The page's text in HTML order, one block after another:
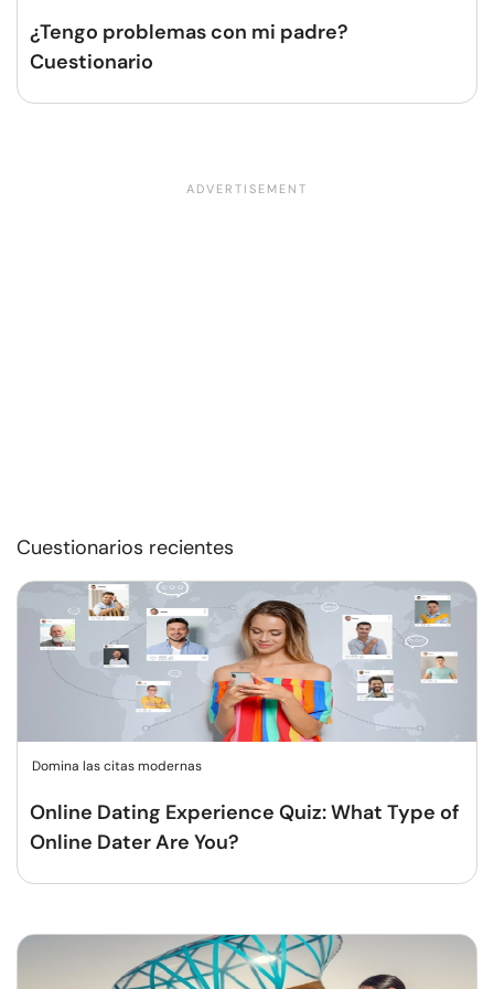
¿Tengo problemas con mi padre?
Cuestionario
Cuestionarios recientes
Domina las citas modernas
Online Dating Experience Quiz: What Type of
Online Dater Are You?